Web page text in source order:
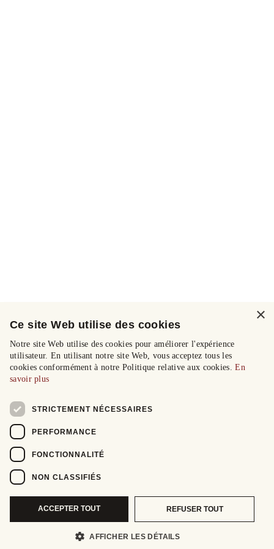
×
Ce site Web utilise des cookies
Notre site Web utilise des cookies pour améliorer l'expérience
utilisateur. En utilisant notre site Web, vous acceptez tous les
cookies conformément à notre Politique relative aux cookies.En
savoir plus
STRICTEMENT NÉCESSAIRES
PERFORMANCE
FONCTIONNALITÉ
NON CLASSIFIÉS
ACCEPTER TOUT REFUSER TOUT
AFFICHER LES DÉTAILS